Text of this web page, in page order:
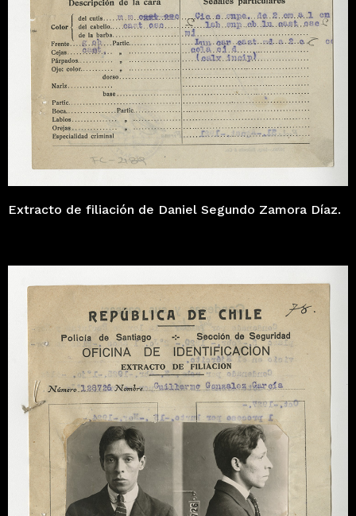
Extracto de filiación de Daniel Segundo Zamora Díaz.